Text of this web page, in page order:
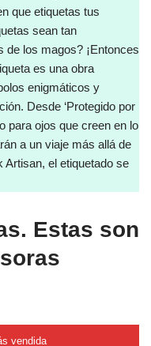
que etiquetas tus
sean tan
los magos? ¡Entonces
es una obra
enigmáticos y
Desde ‘Protegido por
para ojos que creen en lo
a un viaje más allá de
Artisan, el etiquetado se
Estas son
vendida